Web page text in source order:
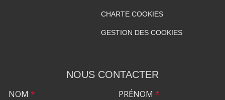
CHARTE COOKIES
GESTION DES COOKIES
NOUS CONTACTER
NOM * PRÉNOM *